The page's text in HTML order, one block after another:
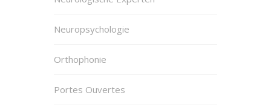
Neuropsychologie
Orthophonie
Portes Ouvertes